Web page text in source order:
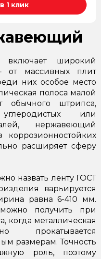
1 клик
включает широкий
от массивных плит
них особое место
полоса малой
штрипса,
или
нержавеющий
расширяет сферу
назвать ленту ГОСТ
варьируется
равна 6-410 мм.
получить при
когда металлическая
прокатывается
размерам. Точность
роль, поэтому